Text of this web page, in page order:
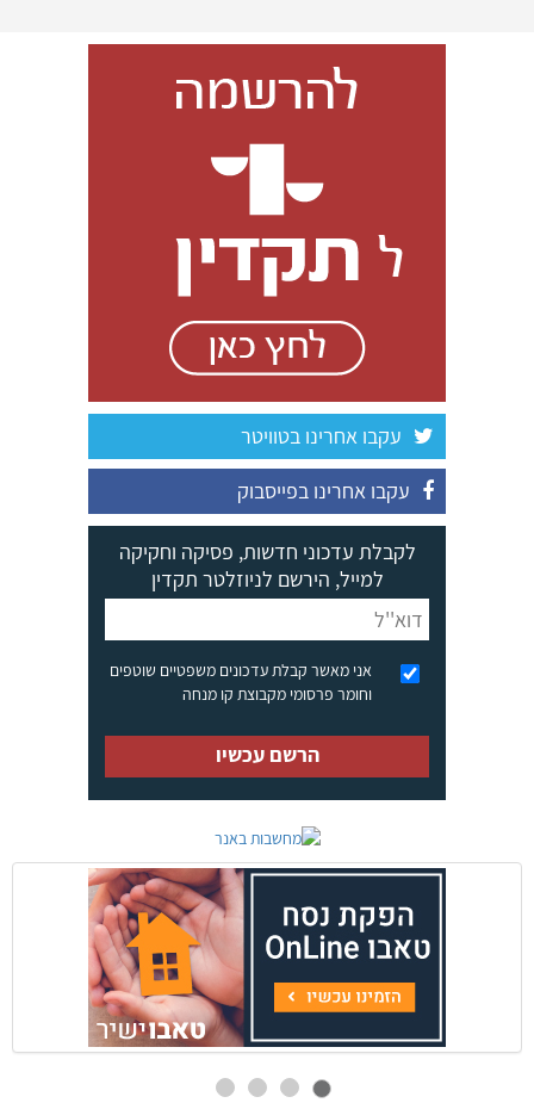
עקבו אחרינו בטוויטר
עקבו אחרינו בפייסבוק
לקבלת עדכוני חדשות, פסיקה וחקיקה
למייל, הירשם לניוזלטר תקדין
אני מאשר קבלת עדכונים משפטיים שוטפים
וחומר פרסומי מקבוצת קו מנחה
הרשם עכשיו